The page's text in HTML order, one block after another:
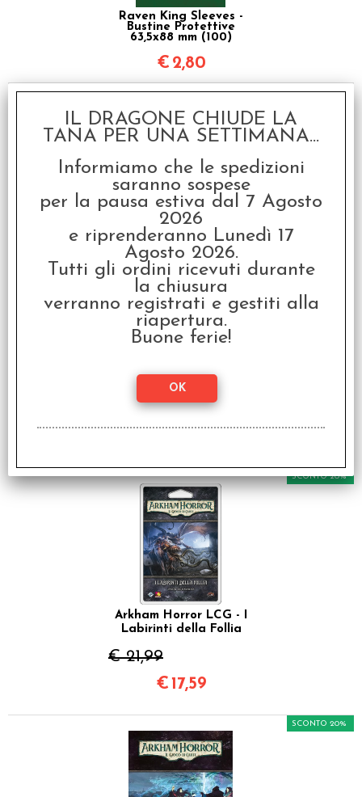
Raven King Sleeves -
Bustine Protettive
63,5x88 mm (100)
€ 2,80
È Accessorio di
Arkham Horror LCG -
Set Base 2.0 - Italiano
€ 69,99
€55,99
I clienti che hanno acquistato questo
Arkham Horror LCG - I
Labirinti della Follia
€ 21,99
SCONTO 20%
€ 17,59
SCONTO 20%
IL DRAGONE CHIUDE LA
TANA PER UNA SETTIMANA...
Informiamo che le spedizioni
saranno sospese
per la pausa estiva dal 7 Agosto
2026
e riprenderanno Lunedì 17
Agosto 2026.
Tutti gli ordini ricevuti durante
la chiusura
verranno registrati e gestiti alla
riapertura.
Buone ferie!